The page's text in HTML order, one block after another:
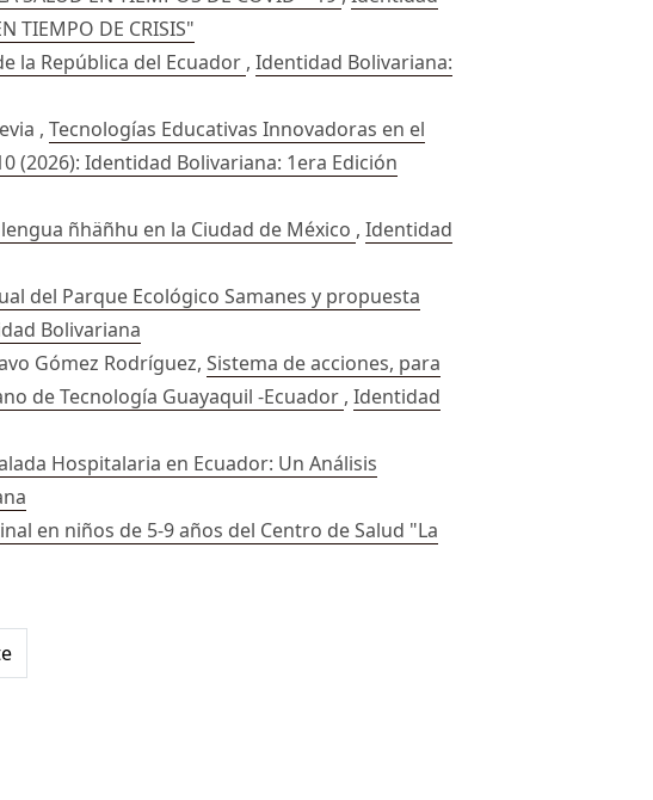
TIEMPO DE CRISIS"
la República del Ecuador ,Identidad Bolivariana:
,Tecnologías Educativas Innovadoras en el
(2026): Identidad Bolivariana: 1era Edición
ñhäñhu en la Ciudad de México ,Identidad
del Parque Ecológico Samanes y propuesta
Bolivariana
Gómez Rodríguez,Sistema de acciones, para
de Tecnología Guayaquil -Ecuador ,Identidad
Hospitalaria en Ecuador: Un Análisis
en niños de 5-9 años del Centro de Salud "La